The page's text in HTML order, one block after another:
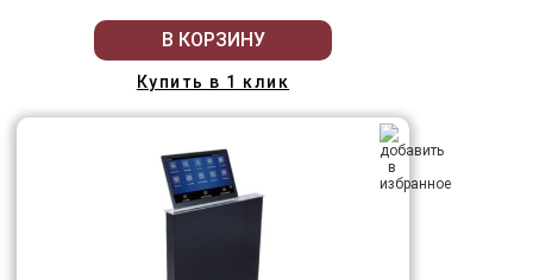
В КОРЗИНУ
Купить в 1 клик